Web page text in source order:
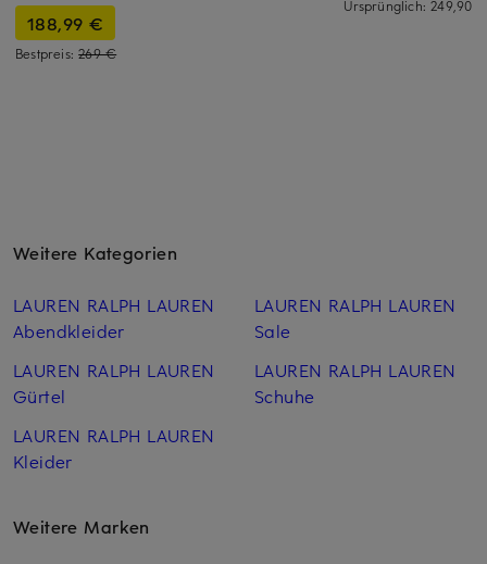
188,99 €
Bestpreis:269 €
Ursprünglich:249,90 €
Weitere Kategorien
LAUREN RALPH LAUREN
Abendkleider
LAUREN RALPH LAUREN
Gürtel
LAUREN RALPH LAUREN
Kleider
LAUREN RALPH LAUREN
Sale
LAUREN RALPH LAUREN
Schuhe
Weitere Marken